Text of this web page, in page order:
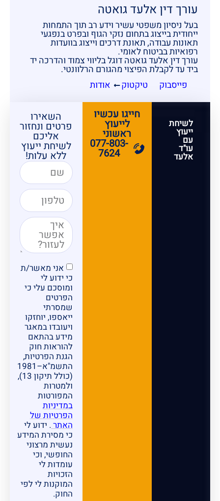
עורך דין אלעד גואטה
בעל ניסיון משפטי עשיר וידע רב תוך התמחות
ייחודית בייצוג בתחום נזקי הגוף ובפרט בנפגעי
תאונות עבודה, תאונת דרכים וייצוג בוועדות
רפואיות בביטוח לאומי.
עורך דין אלעד גואטה דוגל בליווי צמוד והדרכה יד
ביד עד לקבלת הפיצוי מהגורם הרלוונטי.
פייסבוק
טיקטוק אודות
לשיחת
ייעוץ
עם
עו"ד
אלעד
חייגו עכשיו
לייעוץ
ראשוני
077-803-
7624
השאירו
פרטים ונחזור
אליכם
לשיחת ייעוץ
ללא עלות!
אני מאשר/ת
כי ידוע לי
ומוסכם עלי כי
הפרטים
שמסרתי
ייאספו, יוחזקו
ויעובדו במאגר
מידע בהתאם
להוראות חוק
הגנת הפרטיות,
התשמ"א–1981
(כולל תיקון 13),
ולמטרות
המפורטות
במדיניות
הפרטיות של
האתר. ידוע לי
כי מסירת המידע
נעשית מרצוני
החופשי, וכי
עומדות לי
הזכויות
המוקנות לי לפי
החוק.